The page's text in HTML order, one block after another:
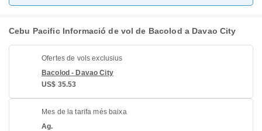
Cebu Pacific Informació de vol de Bacolod a Davao City
Ofertes de vols exclusius
Bacolod - Davao City
US$ 35.53
Mes de la tarifa més baixa
Ag.